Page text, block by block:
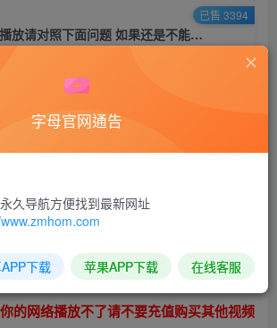
免费试看区 不能播放请对照下面问题 如果还是不能播放请不要充值
1
已售 3394
放请对照下面问题 如果还是不能播放请不
是下面两个问题：
的网络播放不了请不要充值购买其他视频
字母官网通告
久导航方便找到最新网址
下载 苹果APP下载 在线客服